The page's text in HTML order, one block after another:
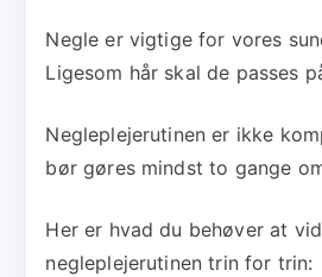
Negle er vigtige for vores
Ligesom hår skal de passes
Negleplejerutinen er ikke
bør gøres mindst to gange
Her er hvad du behøver at
negleplejerutinen trin for trin: